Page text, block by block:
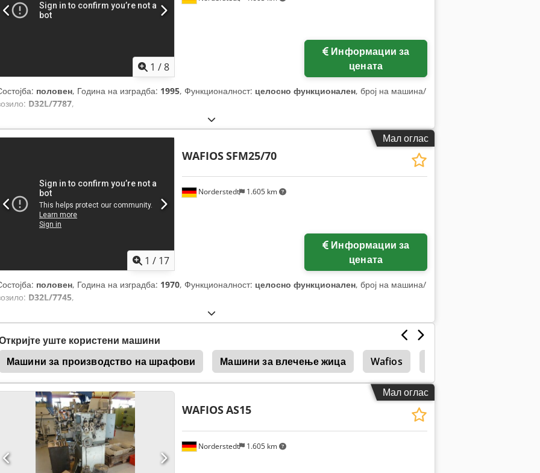
1 /8
цената
половен, Година на изградба: 1995, Функционалност: целосно функционален, број на машина/
D32L/7787,
Мал оглас
1 / 17
Norderstedt 1.605 km
WAFIOSSFM25/70
цената
половен, Година на изградба: 1970, Функционалност: целосно функционален, број на машина/
D32L/7745,
уште користени машини
Машини за производство на шрафови
Машини за влечење жица Wafios
Мал оглас
Norderstedt 1.605 km
WAFIOSAS15